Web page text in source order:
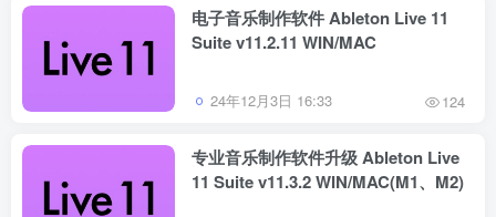
电子音乐制作软件 Ableton Live 11
Suite v11.2.11 WIN/MAC
24年12月3日 16:33 124
专业音乐制作软件升级 Ableton Live
11 Suite v11.3.2 WIN/MAC(M1、M2)